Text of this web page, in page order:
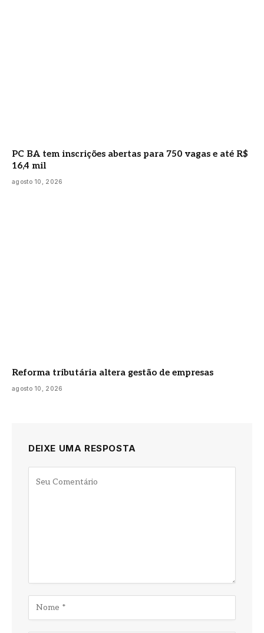
PC BA tem inscrições abertas para 750 vagas e até R$
16,4 mil
agosto 10, 2026
Reforma tributária altera gestão de empresas
agosto 10, 2026
DEIXE UMA RESPOSTA